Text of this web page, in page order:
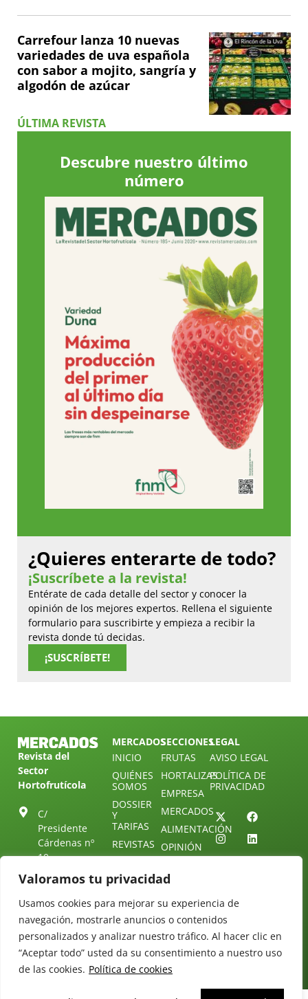
Valoramos tu privacidad
Usamos cookies para mejorar su experiencia de
navegación, mostrarle anuncios o contenidos
personalizados y analizar nuestro tráfico. Al hacer clic en
“Aceptar todo” usted da su consentimiento a nuestro uso
de las cookies. Política de cookies
Carrefour lanza 10 nuevas
variedades de uva española
con sabor a mojito, sangría y
algodón de azúcar
ÚLTIMA REVISTA
Descubre nuestro último
número
¿Quieres enterarte de todo?
¡Suscríbete a la revista!
Entérate de cada detalle del sector y conocer la
opinión de los mejores expertos. Rellena el siguiente
formulario para suscribirte y empieza a recibir la
revista donde tú decidas.
¡SUSCRÍBETE!
Revista del
Sector
Hortofrutícola
C/
Presidente
Cárdenas nº
10.
Sevilla.
ESPAÑA
Tel: (+34) 954
25 88 51
redaccion@revistamercados.com
MERCADOS
INICIO
QUIÉNES
SOMOS
DOSSIER
Y
TARIFAS
REVISTAS
SUSCRIPCIÓN
ÚNETE A
NUESTRO
TELEGRAM
CONTACTO
SECCIONES
FRUTAS
HORTALIZAS
EMPRESA
MERCADOS
ALIMENTACIÓN
OPINIÓN
30
LEGAL
AVISO LEGAL
POLÍTICA DE
PRIVACIDAD
Diseño web:
Starenlared